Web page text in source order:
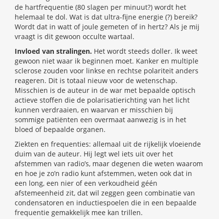
de hartfrequentie (80 slagen per minuut?) wordt het
helemaal te dol. Wat is dat ultra-fijne energie (?) bereik?
Wordt dat in watt of joule gemeten of in hertz? Als je mij
vraagt is dit gewoon occulte wartaal.
Invloed van stralingen. Het wordt steeds doller. Ik weet
gewoon niet waar ik beginnen moet. Kanker en multiple
sclerose zouden voor linkse en rechtse polariteit anders
reageren. Dit is totaal nieuw voor de wetenschap.
Misschien is de auteur in de war met bepaalde optisch
actieve stoffen die de polarisatierichting van het licht
kunnen verdraaien, en waarvan er misschien bij
sommige patiënten een overmaat aanwezig is in het
bloed of bepaalde organen.
Ziekten en frequenties: allemaal uit de rijkelijk vloeiende
duim van de auteur. Hij legt wel iets uit over het
afstemmen van radio’s, maar degenen die weten waarom
en hoe je zo’n radio kunt afstemmen, weten ook dat in
een long, een nier of een verkoudheid géén
afstemeenheid zit, dat wil zeggen geen combinatie van
condensatoren en inductiespoelen die in een bepaalde
frequentie gemakkelijk mee kan trillen.